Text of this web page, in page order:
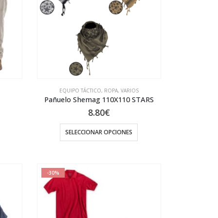
opciones
pueden
elegir
en
de
producto
EQUIPO TÁCTICO, ROPA, VARIOS
Pañuelo Shemag 110X110 STARS
8.80€
SELECCIONAR OPCIONES
-30%